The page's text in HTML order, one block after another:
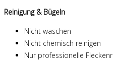
Reinigung & Bügeln
Nicht waschen
Nicht chemisch reinigen
Nur professionelle